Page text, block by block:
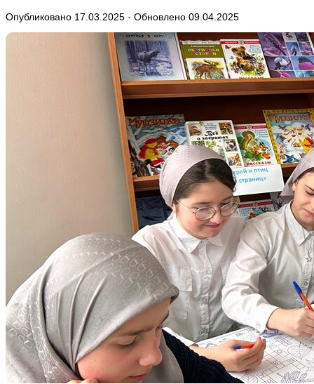
Опубликовано 17.03.2025 · Обновлено 09.04.2025